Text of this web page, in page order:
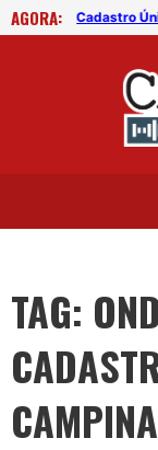
AGORA:
Cadastro Único retoma atendimento presencial de forma gradual em Campina Grande
TAG: